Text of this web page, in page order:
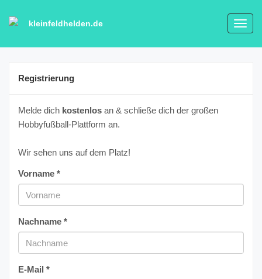
kleinfeldhelden.de
Registrierung
Melde dich kostenlos an & schließe dich der großen
Hobbyfußball-Plattform an.
Wir sehen uns auf dem Platz!
Vorname *
Nachname *
E-Mail *